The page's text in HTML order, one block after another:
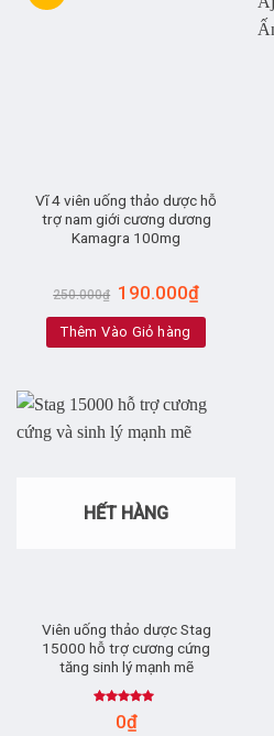
Vĩ 4 viên uống thảo dược hỗ
trợ nam giới cương dương
Kamagra 100mg
250.000₫ 190.000₫
Thêm Vào Giỏ hàng
HẾT HÀNG
Viên uống thảo dược Stag
15000 hỗ trợ cương cứng
tăng sinh lý mạnh mẽ
Rated 4.63
out of 5
0₫